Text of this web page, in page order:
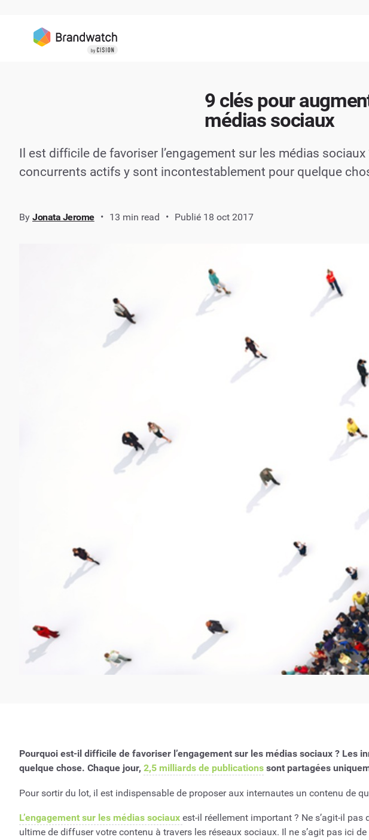
9 clés pour
médias sociaux
Il est difficile de favoriser l’engagement sur les médias
concurrents actifs y sont incontestablement pour quelque
By Jonata Jerome 13 min read Publié 18 oct 2017
Pourquoi est-il difficile de favoriser l’engagement sur les médias sociaux ?
quelque chose. Chaque jour, 2,5 milliards de publications sont partagées
Pour sortir du lot, il est indispensable de proposer aux internautes un contenu de
L’engagement sur les médias sociaux est-il réellement important ? Ne s’agit-il pas
ultime de diffuser votre contenu à travers les réseaux sociaux. Il ne s’agit pas ici